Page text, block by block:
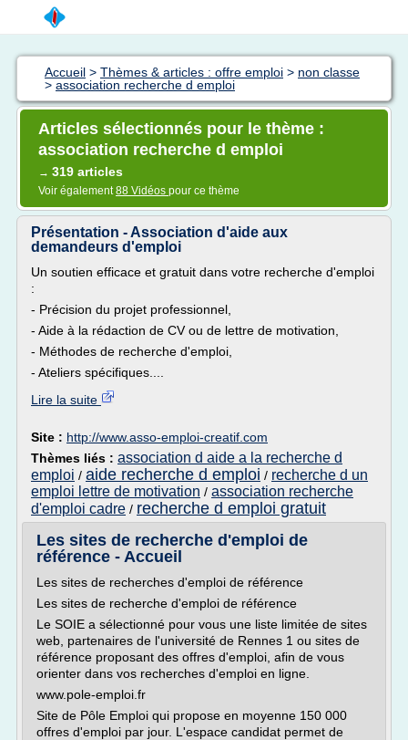
Accueil > Thèmes & articles : offre emploi > non classe
> association recherche d emploi
Articles sélectionnés pour le thème :
association recherche d emploi
→ 319 articles
Voir également88 Vidéos pour ce thème
Présentation - Association d'aide aux
demandeurs d'emploi
Un soutien efficace et gratuit dans votre recherche d'emploi
:
- Précision du projet professionnel,
- Aide à la rédaction de CV ou de lettre de motivation,
- Méthodes de recherche d'emploi,
- Ateliers spécifiques....
Lire la suite
Site : http://www.asso-emploi-creatif.com
Thèmes liés : association d aide a la recherche d
emploi / aide recherche d emploi / recherche d un
emploi lettre de motivation / association recherche
d'emploi cadre / recherche d emploi gratuit
Les sites de recherche d'emploi de
référence - Accueil
Les sites de recherches d'emploi de référence
Les sites de recherche d'emploi de référence
Le SOIE a sélectionné pour vous une liste limitée de sites
web, partenaires de l'université de Rennes 1 ou sites de
référence proposant des offres d'emploi, afin de vous
orienter dans vos recherches d'emploi en ligne.
www.pole-emploi.fr
Site de Pôle Emploi qui propose en moyenne 150 000
offres d'emploi par jour. L'espace candidat permet de